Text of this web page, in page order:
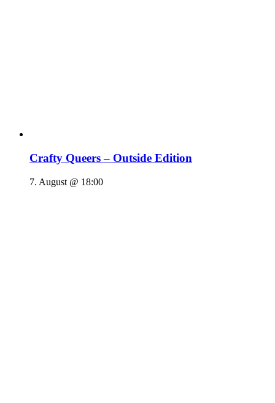
Crafty Queers – Outside Edition
7. August @ 18:00